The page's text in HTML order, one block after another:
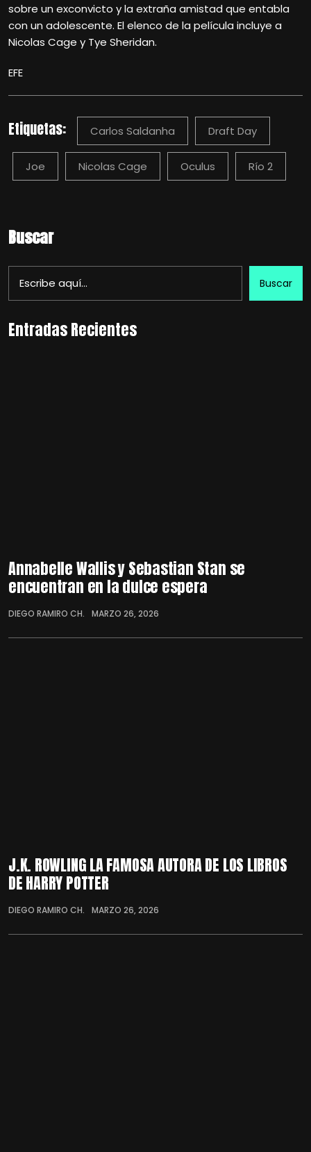
sobre un exconvicto y la extraña amistad que entabla
con un adolescente. El elenco de la película incluye a
Nicolas Cage y Tye Sheridan.
EFE
Etiquetas: Carlos Saldanha Draft Day
Joe Nicolas Cage Oculus Río 2
Buscar
Buscar
Entradas Recientes
Annabelle Wallis y Sebastian Stan se
encuentran en la dulce espera
DIEGO RAMIRO CH. MARZO 26, 2026
J.K. ROWLING LA FAMOSA AUTORA DE LOS LIBROS
DE HARRY POTTER
DIEGO RAMIRO CH. MARZO 26, 2026